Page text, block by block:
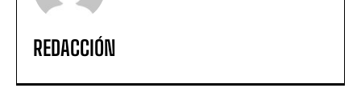
REDACCIÓN